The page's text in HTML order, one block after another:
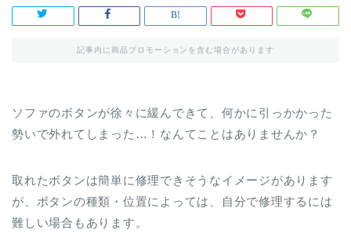
記事内に商品プロモーションを含む場合があります
ソファのボタンが徐々に緩んできて、何かに引っかかった
勢いで外れてしまった…！なんてことはありませんか？
取れたボタンは簡単に修理できそうなイメージがあります
が、ボタンの種類・位置によっては、自分で修理するには
難しい場合もあります。